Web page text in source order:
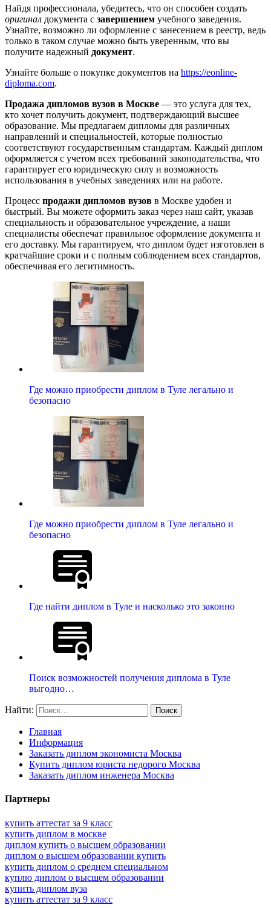
Найдя профессионала, убедитесь, что он способен создать
оригинал документа с завершением учебного заведения.
Узнайте, возможно ли оформление с занесением в реестр, ведь
только в таком случае можно быть уверенным, что вы
получите надежный документ.
Узнайте больше о покупке документов на https://eonline-
diploma.com.
Продажа дипломов вузов в Москве — это услуга для тех,
кто хочет получить документ, подтверждающий высшее
образование. Мы предлагаем дипломы для различных
направлений и специальностей, которые полностью
соответствуют государственным стандартам. Каждый диплом
оформляется с учетом всех требований законодательства, что
гарантирует его юридическую силу и возможность
использования в учебных заведениях или на работе.
Процесс продажи дипломов вузов в Москве удобен и
быстрый. Вы можете оформить заказ через наш сайт, указав
специальность и образовательное учреждение, а наши
специалисты обеспечат правильное оформление документа и
его доставку. Мы гарантируем, что диплом будет изготовлен в
кратчайшие сроки и с полным соблюдением всех стандартов,
обеспечивая его легитимность.
Где можно приобрести диплом в Туле легально и
безопасно
Где можно приобрести диплом в Туле легально и
безопасно
Где найти диплом в Туле и насколько это законно
Поиск возможностей получения диплома в Туле
выгодно…
Найти:
Главная
Информация
Заказать диплом экономиста Москва
Купить диплом юриста недорого Москва
Заказать диплом инженера Москва
Партнеры
купить аттестат за 9 класс
купить диплом в москве
диплом купить о высшем образовании
диплом о высшем образовании купить
купить диплом о среднем специальном
куплю диплом о высшем образовании
купить диплом вуза
купить аттестат за 9 класс